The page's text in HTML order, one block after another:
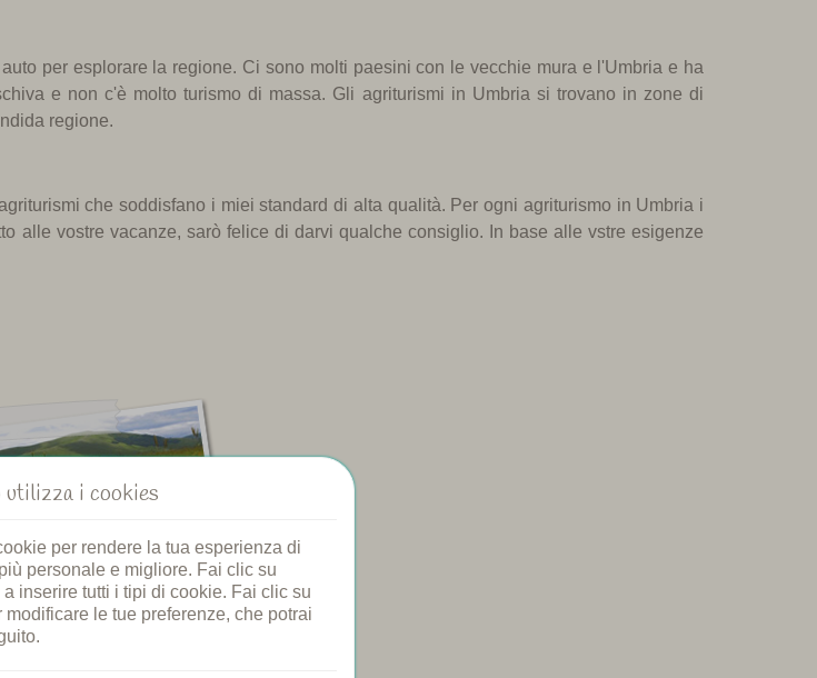
per esplorare la regione. Ci sono molti paesini con le vecchie mura e l'Umbria e ha
e non c'è molto turismo di massa. Gli agriturismi in Umbria si trovano in zone di
regione.
che soddisfano i miei standard di alta qualità. Per ogni agriturismo in Umbria i
all e vostre vacanze, sarò felice di darvi qualche consiglio.
In base alle vstre esigenze
i cookies
per rendere la tua esperienza di
personale e migliore. Fai clic su
inserire tutti i tipi di cookie. Fai clic su
le tue preferenze, che potrai